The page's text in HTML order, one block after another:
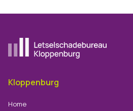
Kloppenburg
Home